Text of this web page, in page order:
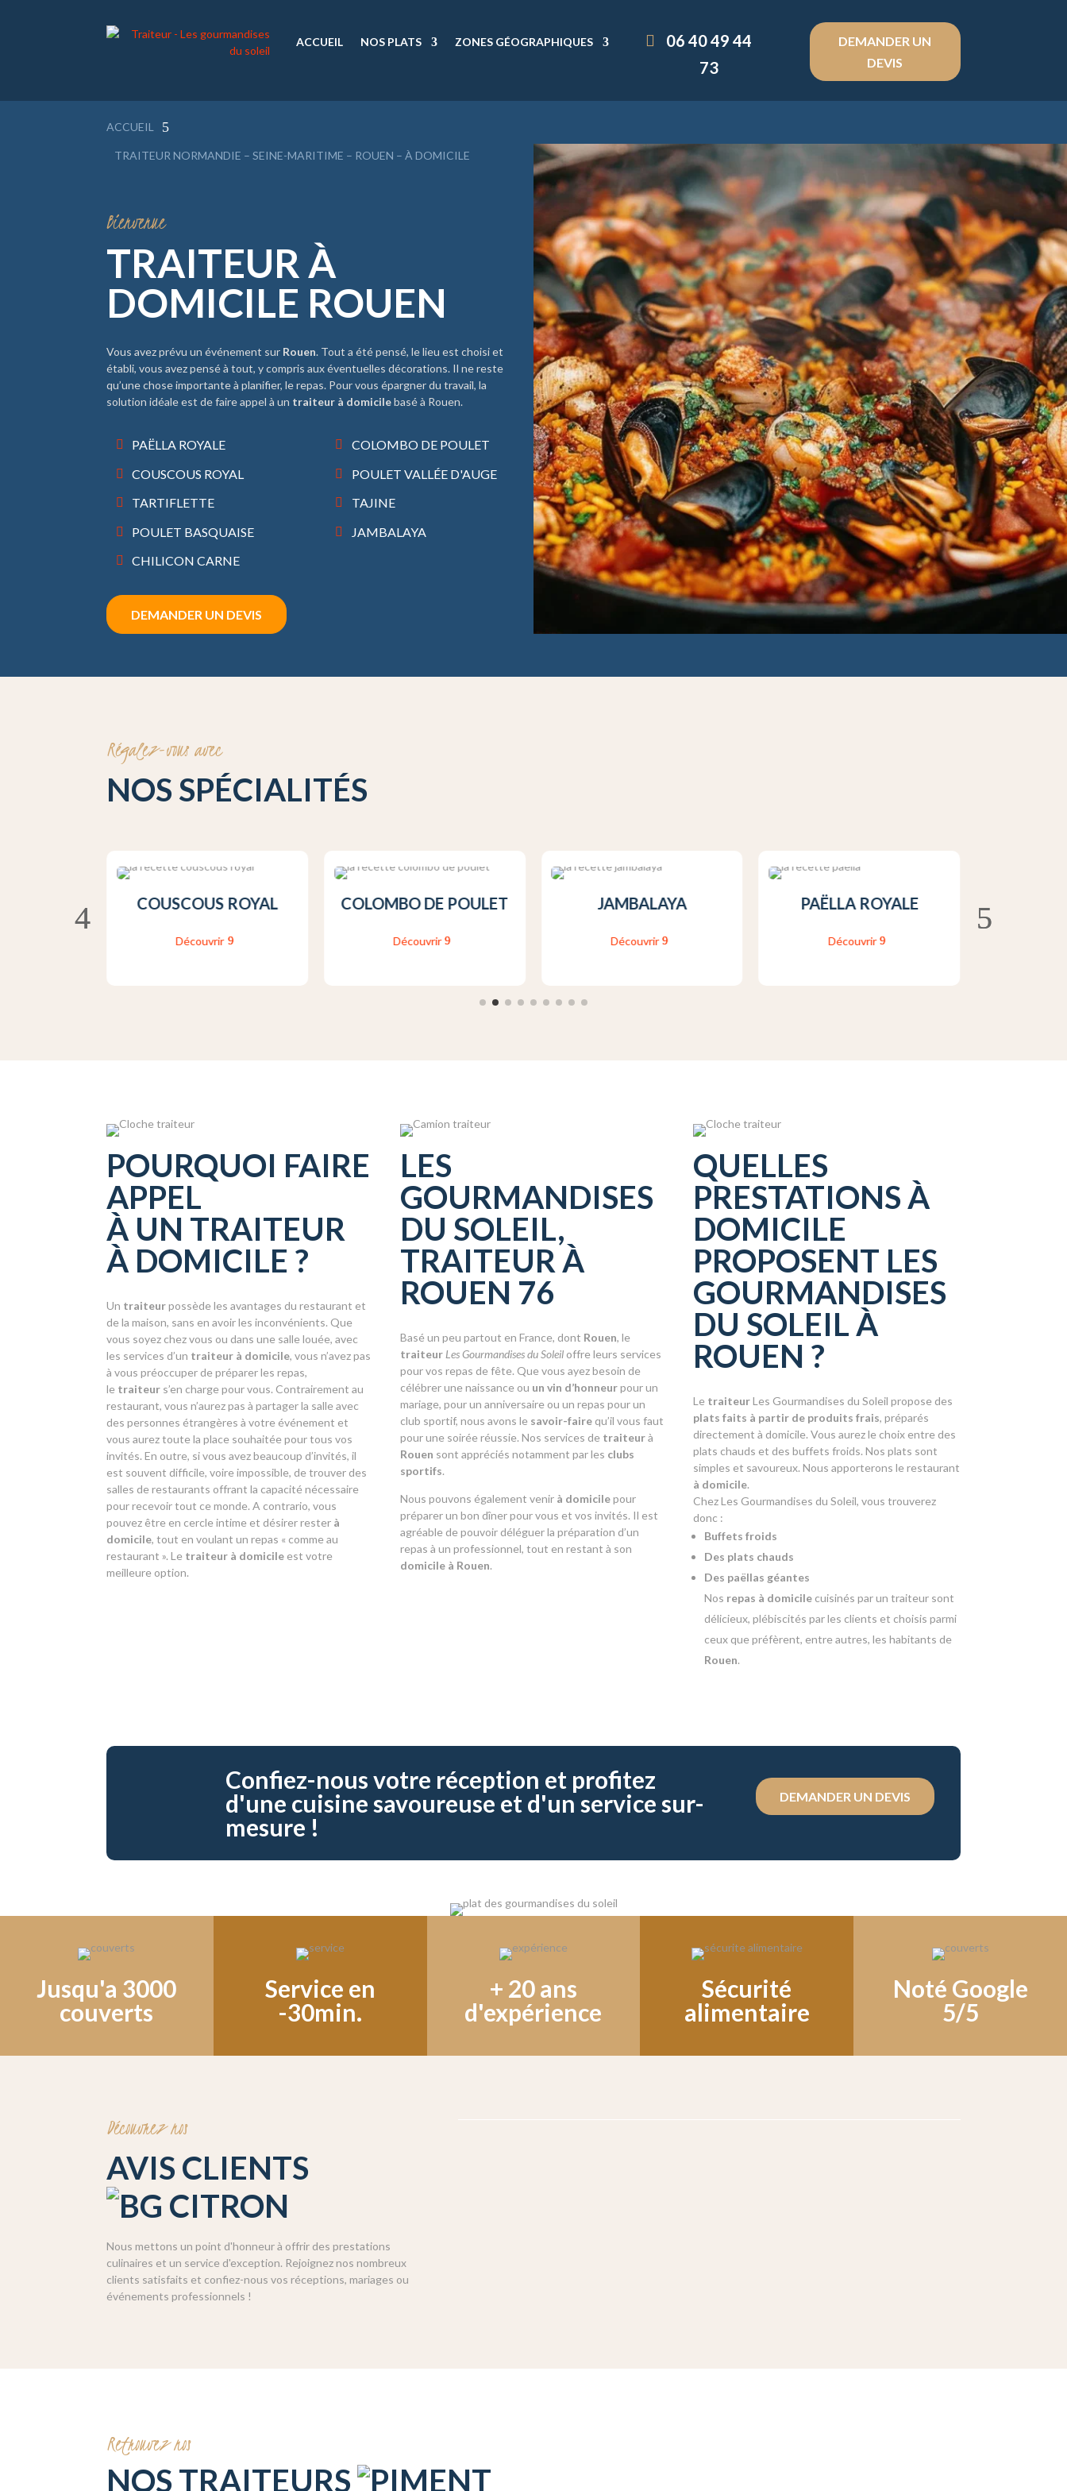
ACCUEIL NOS PLATS ZONES GÉOGRAPHIQUES
06 40 49 44
73
DEMANDER UN
DEVIS
ACCUEIL 5
TRAITEUR NORMANDIE – SEINE-MARITIME – ROUEN – À DOMICILE
Bienvenue
TRAITEUR À
DOMICILE ROUEN
Vous avez prévu un événement sur Rouen. Tout a été pensé, le lieu est choisi et
établi, vous avez pensé à tout, y compris aux éventuelles décorations. Il ne reste
qu’une chose importante à planifier, le repas. Pour vous épargner du travail, la
solution idéale est de faire appel à un traiteur à domicilebasé à Rouen.
PAËLLA ROYALE
COUSCOUS ROYAL
TARTIFLETTE
POULET BASQUAISE
CHILICON CARNE
COLOMBO DE POULET
POULET VALLÉE D'AUGE
TAJINE
JAMBALAYA
DEMANDER UN DEVIS
Régalez-vous avec
NOS SPÉCIALITÉS
COUSCOUS ROYAL
Découvrir
COLOMBO DE POULET
Découvrir
JAMBALAYA
Découvrir
PAËLLA ROYALE
Découvrir
POURQUOI FAIRE
APPEL
À UN TRAITEUR
À DOMICILE ?
Un traiteurpossède les avantages du restaurant et
de la maison, sans en avoir les inconvénients. Que
vous soyez chez vous ou dans une salle louée, avec
les services d’un traiteur à domicile, vous n’avez pas
à vous préoccuper de préparer les repas,
le traiteur s’en charge pour vous. Contrairement au
restaurant, vous n’aurez pas à partager la salle avec
des personnes étrangères à votre événement et
vous aurez toute la place souhaitée pour tous vos
invités. En outre, si vous avez beaucoup d’invités, il
est souvent difficile, voire impossible, de trouver des
salles de restaurants offrant la capacité nécessaire
pour recevoir tout ce monde. A contrario, vous
pouvez être en cercle intime et désirer rester à
domicile, tout en voulant un repas « comme au
restaurant ». Le traiteur à domicile est votre
meilleure option.
LES
GOURMANDISES
DU SOLEIL,
TRAITEUR À
ROUEN 76
Basé un peu partout en France, dont Rouen, le
traiteur Les Gourmandises du Soleiloffre leurs services
pour vos repas de fête. Que vous ayez besoin de
célébrer une naissance ou un vin d’honneurpour un
mariage, pour un anniversaire ou un repas pour un
club sportif, nous avons le savoir-fairequ’il vous faut
pour une soirée réussie. Nos services de traiteurà
Rouen sont appréciés notamment par les clubs
sportifs.
Nous pouvons également venir à domicilepour
préparer un bon dîner pour vous et vos invités. Il est
agréable de pouvoir déléguer la préparation d’un
repas à un professionnel, tout en restant à son
domicile à Rouen.
QUELLES
PRESTATIONS À
DOMICILE
PROPOSENT LES
GOURMANDISES
DU SOLEIL À
ROUEN ?
Le traiteurLes Gourmandises du Soleil propose des
plats faits à partir de produits frais, préparés
directement à domicile. Vous aurez le choix entre des
plats chauds et des buffets froids. Nos plats sont
simples et savoureux. Nous apporterons le restaurant
à domicile.
Chez Les Gourmandises du Soleil, vous trouverez
donc :
Buffets froids
Des plats chauds
Des paëllas géantes
Nos repas à domicilecuisinés par un traiteur sont
délicieux, plébiscités par les clients et choisis parmi
ceux que préfèrent, entre autres, les habitants de
Rouen.
Confiez-nous votre réception et profitez
d'une cuisine savoureuse et d'un service sur-
mesure !
DEMANDER UN DEVIS
Jusqu'a 3000
couverts
Service en
-30min.
+ 20 ans
d'expérience
Sécurité
alimentaire
Noté Google
5/5
Découvrez nos
AVIS CLIENTS
Nous mettons un point d'honneur à offrir des prestations
culinaires et un service d'exception. Rejoignez nos nombreux
clients satisfaits et confiez-nous vos réceptions, mariages ou
événements professionnels !
Retrouvez nos
NOS TRAITEURS